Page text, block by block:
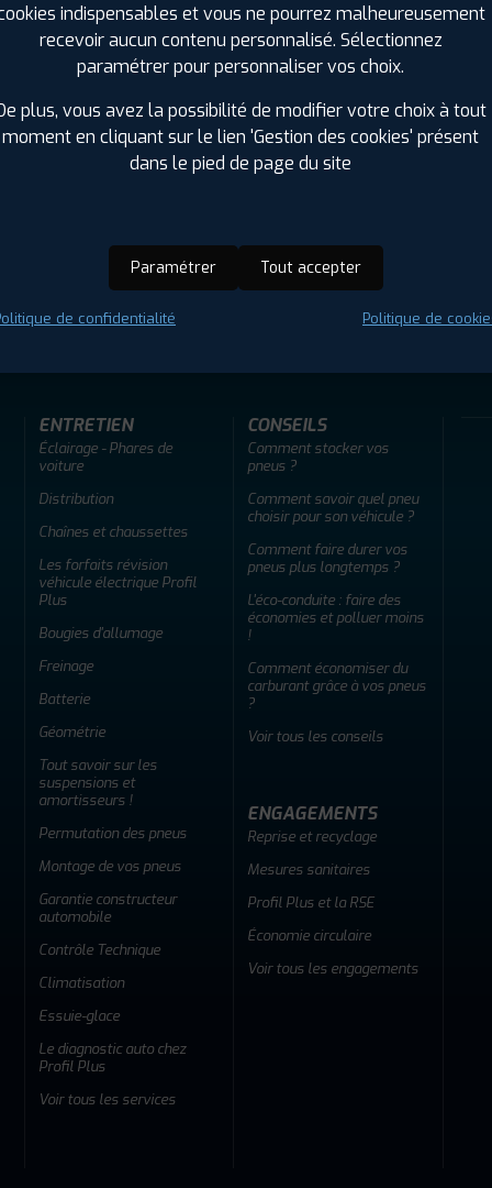
PROFIL PLUS DANS LES
D'ARMOR (22) MORBIHAN (56)
adherent Offres d'emploi
ENTRETIEN
Éclairage - Phares de
voiture
Distribution
Chaînes et chaussettes
Les forfaits révision
véhicule électrique Profil
Plus
Bougies d'allumage
Freinage
Batterie
Géométrie
Tout savoir sur les
suspensions et
amortisseurs !
Permutation des pneus
Montage de vos pneus
Garantie constructeur
automobile
Contrôle Technique
Climatisation
Essuie-glace
Le diagnostic auto chez
Profil Plus
Voir tous les services
CONSEILS
Comment stocker vos
pneus ?
Comment savoir quel pneu
choisir pour son véhicule ?
Comment faire durer vos
pneus plus longtemps ?
L'éco-conduite : faire des
économies et polluer moins
!
Comment économiser du
carburant grâce à vos pneus
?
Voir tous les conseils
ENGAGEMENTS
Reprise et recyclage
Mesures sanitaires
Profil Plus et la RSE
Économie circulaire
Voir tous les engagements
indispensables et vous ne pourrez malheureusement
recevoir aucun contenu personnalisé. Sélectionnez
paramétrer pour personnaliser vos choix.
plus, vous avez la possibilité de modifier votre choix à tout
moment en cliquant sur le lien 'Gestion des cookies' présent
dans le pied de page du site
Paramétrer Tout accepter
de confidentialité Politique de